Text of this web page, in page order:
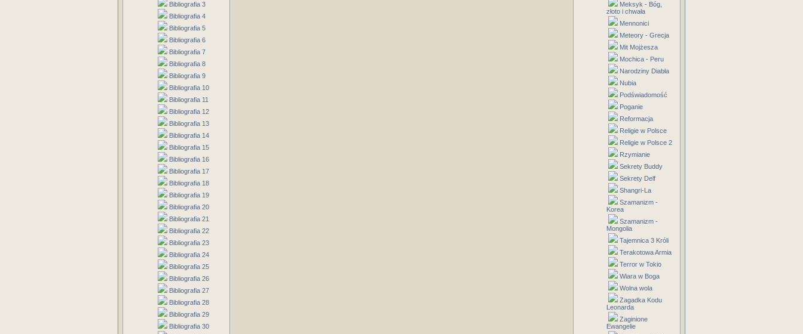
Bibliografia 3
Bibliografia 4
Bibliografia 5
Bibliografia 6
Bibliografia 7
Bibliografia 8
Bibliografia 9
Bibliografia 10
Bibliografia 11
Bibliografia 12
Bibliografia 13
Bibliografia 14
Bibliografia 15
Bibliografia 16
Bibliografia 17
Bibliografia 18
Bibliografia 19
Bibliografia 20
Bibliografia 21
Bibliografia 22
Bibliografia 23
Bibliografia 24
Bibliografia 25
Bibliografia 26
Bibliografia 27
Bibliografia 28
Bibliografia 29
Bibliografia 30
Meksyk - Bóg,
złoto i chwała
Mennonici
Meteory - Grecja
Mit Mojżesza
Mochica - Peru
Narodziny Diabła
Nubia
Podświadomość
Poganie
Reformacja
Religie w Polsce
Religie w Polsce 2
Rzymianie
Sekrety Buddy
Sekrety Delf
Shangri-La
Szamanizm -
Korea
Szamanizm -
Mongolia
Tajemnica 3 Króli
Terakotowa Armia
Terror w Tokio
Wiara w Boga
Wolna wola
Zagadka Kodu
Leonarda
Zaginione
Ewangelie